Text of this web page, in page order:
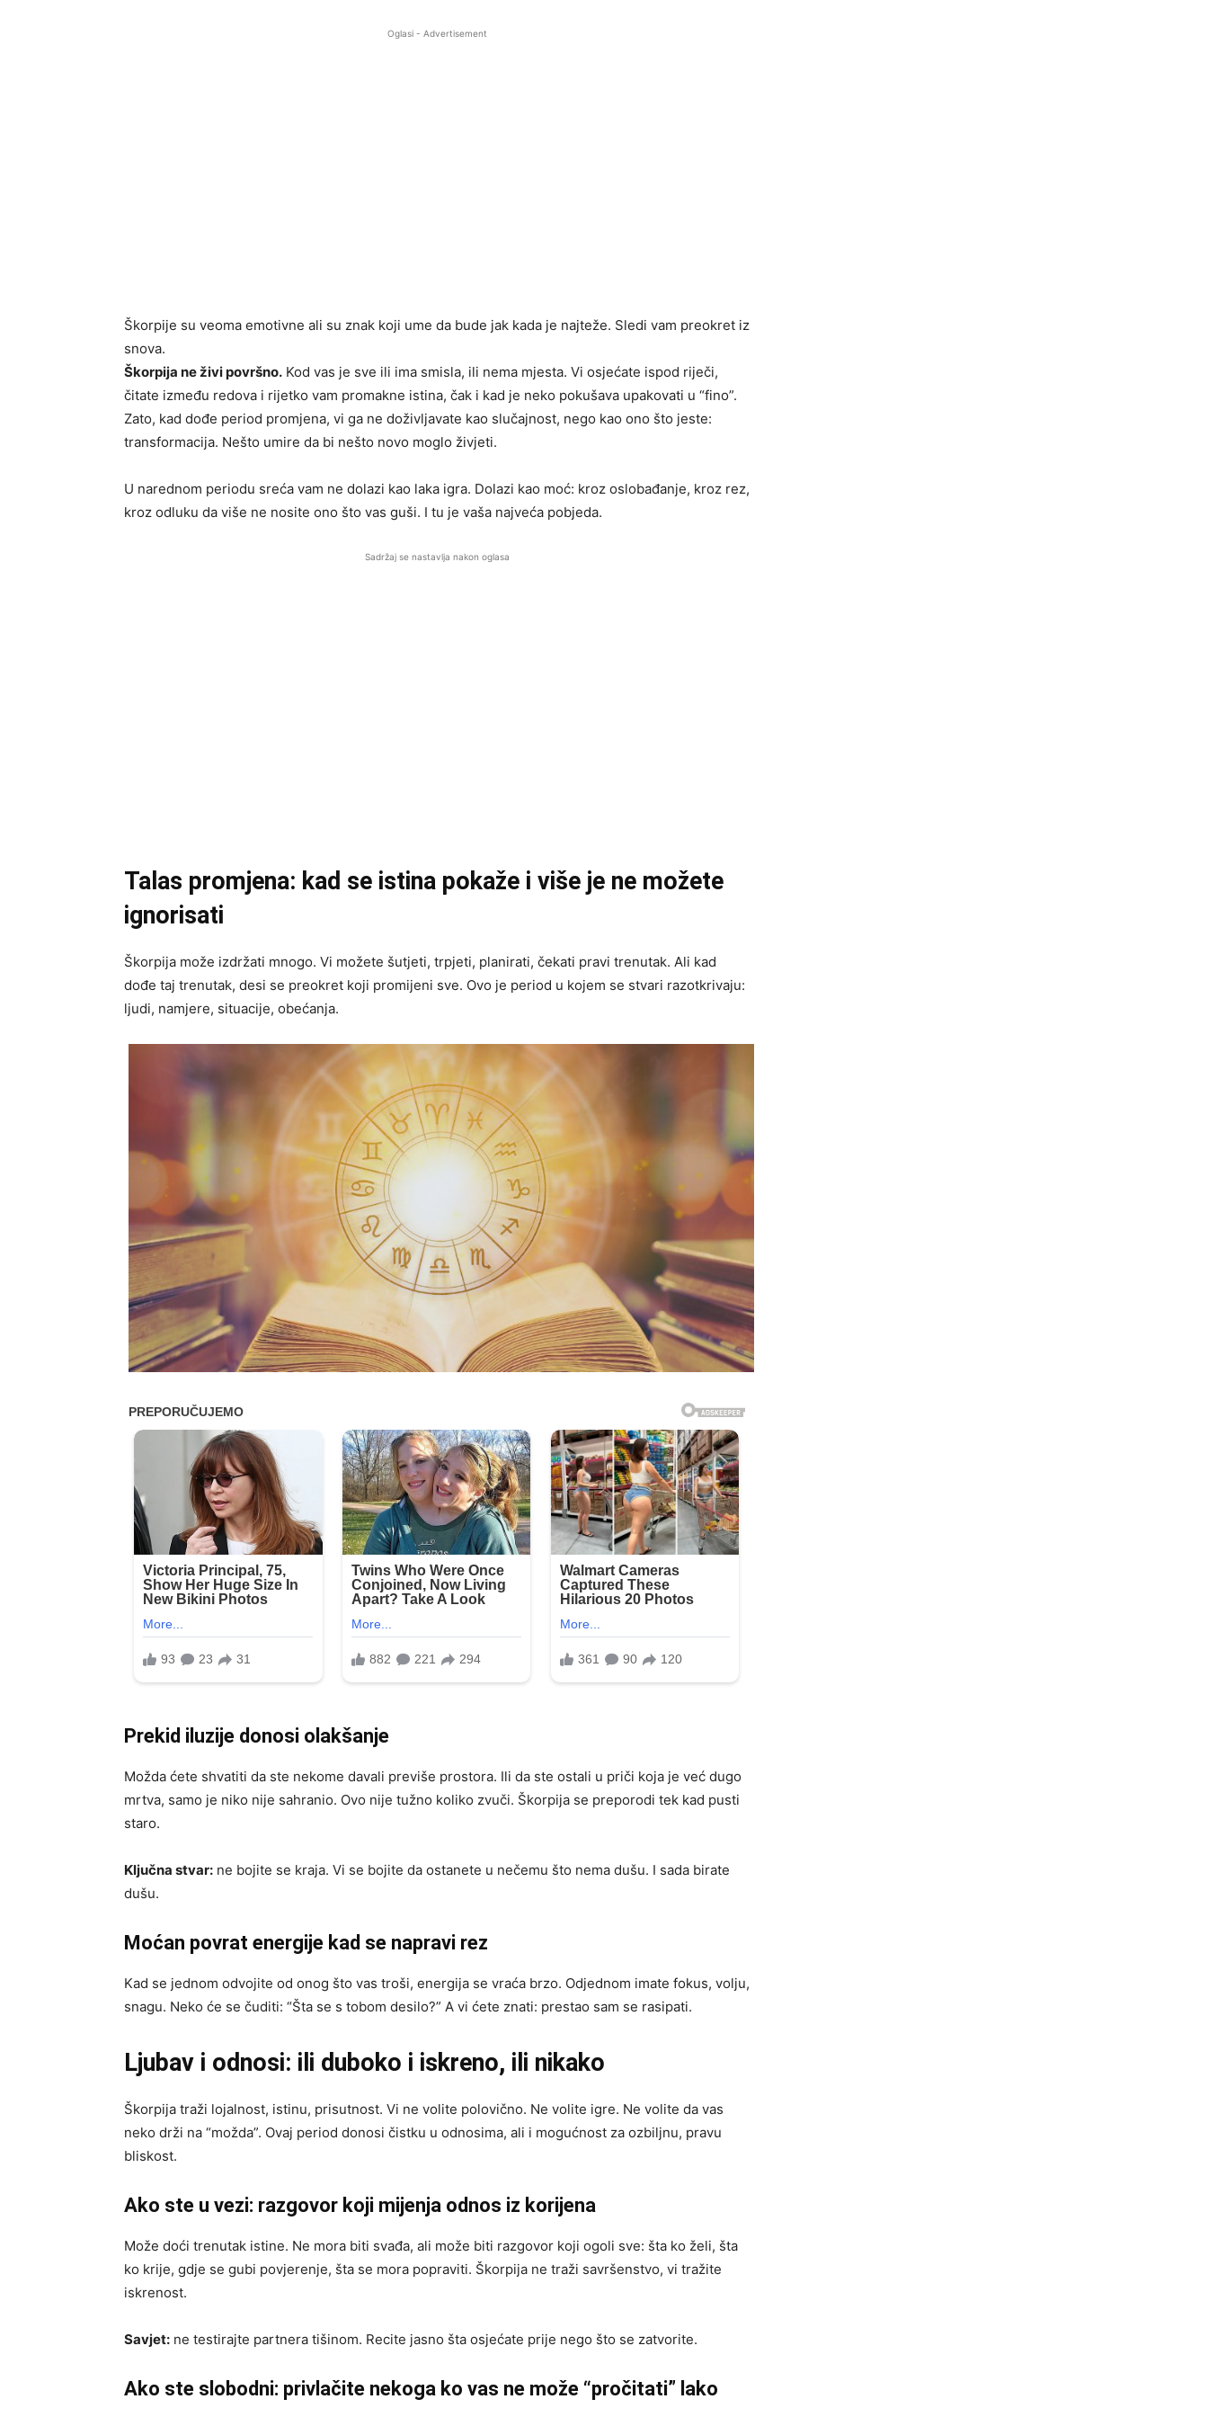
Oglasi - Advertisement
Škorpije su veoma emotivne ali su znak koji ume da bude jak kada je najteže. Sledi vam preokret iz
snova.
Škorpija ne živi površno. Kod vas je sve ili ima smisla, ili nema mjesta. Vi osjećate ispod riječi,
čitate između redova i rijetko vam promakne istina, čak i kad je neko pokušava upakovati u “fino”.
Zato, kad dođe period promjena, vi ga ne doživljavate kao slučajnost, nego kao ono što jeste:
transformacija. Nešto umire da bi nešto novo moglo živjeti.
U narednom periodu sreća vam ne dolazi kao laka igra. Dolazi kao moć: kroz oslobađanje, kroz rez,
kroz odluku da više ne nosite ono što vas guši. I tu je vaša najveća pobjeda.
Sadržaj se nastavlja nakon oglasa
Talas promjena: kad se istina pokaže i više je ne možete
ignorisati
Škorpija može izdržati mnogo. Vi možete šutjeti, trpjeti, planirati, čekati pravi trenutak. Ali kad
dođe taj trenutak, desi se preokret koji promijeni sve. Ovo je period u kojem se stvari razotkrivaju:
ljudi, namjere, situacije, obećanja.
Prekid iluzije donosi olakšanje
Možda ćete shvatiti da ste nekome davali previše prostora. Ili da ste ostali u priči koja je već dugo
mrtva, samo je niko nije sahranio. Ovo nije tužno koliko zvuči. Škorpija se preporodi tek kad pusti
staro.
Ključna stvar: ne bojite se kraja. Vi se bojite da ostanete u nečemu što nema dušu. I sada birate
dušu.
Moćan povrat energije kad se napravi rez
Kad se jednom odvojite od onog što vas troši, energija se vraća brzo. Odjednom imate fokus, volju,
snagu. Neko će se čuditi: “Šta se s tobom desilo?” A vi ćete znati: prestao sam se rasipati.
Ljubav i odnosi: ili duboko i iskreno, ili nikako
Škorpija traži lojalnost, istinu, prisutnost. Vi ne volite polovično. Ne volite igre. Ne volite da vas
neko drži na “možda”. Ovaj period donosi čistku u odnosima, ali i mogućnost za ozbiljnu, pravu
bliskost.
Ako ste u vezi: razgovor koji mijenja odnos iz korijena
Može doći trenutak istine. Ne mora biti svađa, ali može biti razgovor koji ogoli sve: šta ko želi, šta
ko krije, gdje se gubi povjerenje, šta se mora popraviti. Škorpija ne traži savršenstvo, vi tražite
iskrenost.
Savjet: ne testirajte partnera tišinom. Recite jasno šta osjećate prije nego što se zatvorite.
Ako ste slobodni: privlačite nekoga ko vas ne može “pročitati” lako